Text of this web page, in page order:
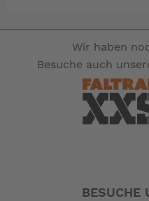
Um eine effiziente
zu kombinieren, ist die Ez
Duschkopf, Mischbatterie,
Wasserablauf erhältlich.
-- Auf Produktfotos
Wir haben
Besuche auch
BESUCHE